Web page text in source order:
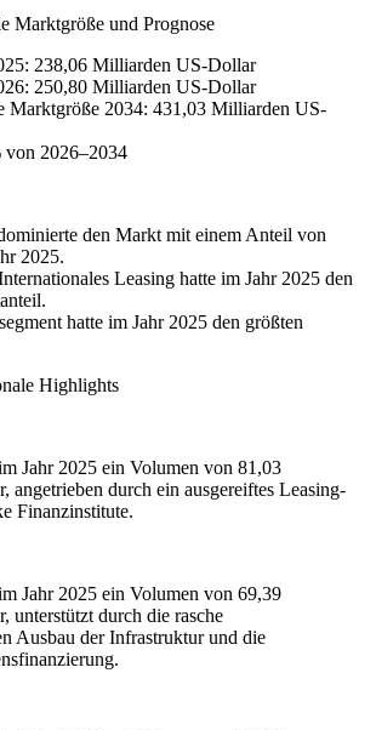
Marktgröße und Prognose
238,06 Milliarden US-Dollar
250,80 Milliarden US-Dollar
Marktgröße 2034: 431,03 Milliarden US-
2026–2034
den Markt mit einem Anteil von
2025.
Leasing hatte im Jahr 2025 den
hatte im Jahr 2025 den größten
Highlights
Jahr 2025 ein Volumen von 81,03
durch ein ausgereiftes Leasing-
Finanzinstitute.
Jahr 2025 ein Volumen von 69,39
unterstützt durch die rasche
Ausbau der Infrastruktur und die